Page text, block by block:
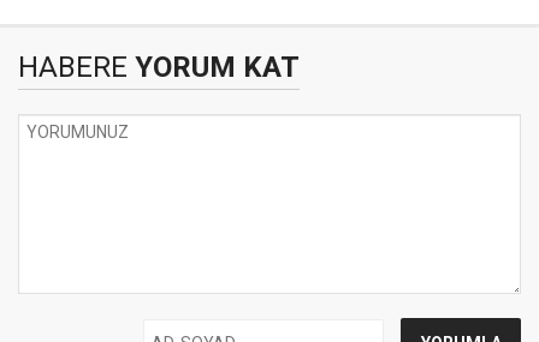
HABERE YORUM KAT